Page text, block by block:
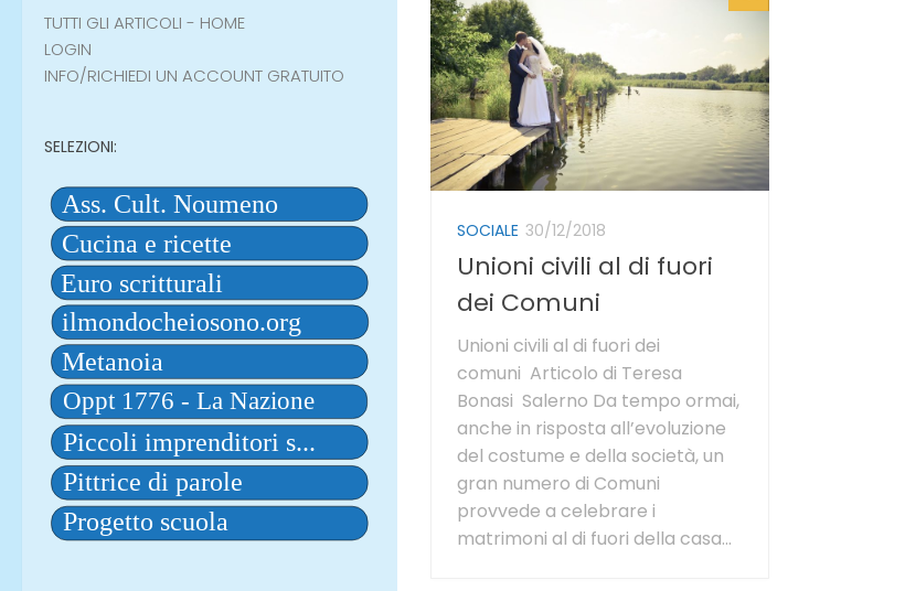
SOCIALE 30/12/2018
Unioni civili al di fuori
dei Comuni
Unioni civili al di fuori dei
comuni Articolo di Teresa
Bonasi Salerno Da tempo ormai,
anche in risposta all’evoluzione
del costume e della società, un
gran numero di Comuni
provvede a celebrare i
matrimoni al di fuori della casa...
TUTTI GLI ARTICOLI - HOME
LOGIN
INFO/RICHIEDI UN ACCOUNT GRATUITO
SELEZIONI: